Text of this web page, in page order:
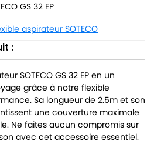
GS 32 EP
aspirateur SOTECO
:
SOTECO GS 32 EP en un
grâce à notre flexible
Sa longueur de 2.5m et son
une couverture maximale
Ne faites aucun compromis sur
avec cet accessoire essentiel.